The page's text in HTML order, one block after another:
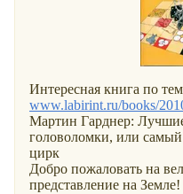
Интересная книга по
www.labirint.ru/books/
Мартин Гарднер:
головоломки, или
цирк
Добро пожаловать на
представление на